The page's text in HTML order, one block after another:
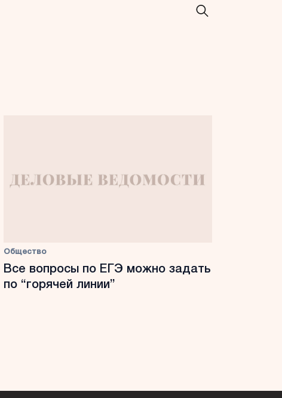
Общество
Все вопросы по ЕГЭ можно задать
по “горячей линии”